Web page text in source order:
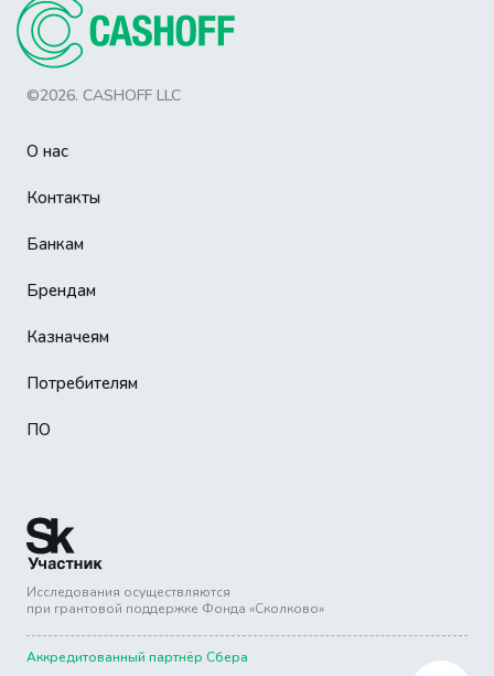
©2026. CASHOFF LLC
О нас
Контакты
Банкам
Брендам
Казначеям
Потребителям
ПО
Исследования осуществляются
при грантовой поддержке Фонда «Сколково»
Аккредитованный партнёр Сбера